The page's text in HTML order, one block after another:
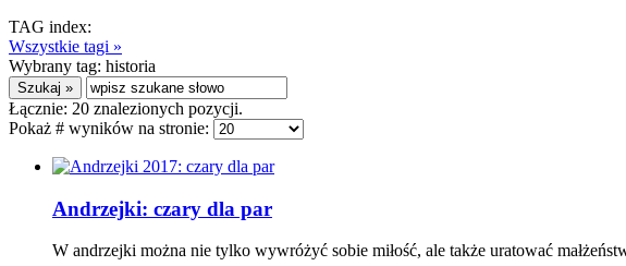
TAG index:
Wszystkie tagi »
Wybrany tag: historia
Łącznie: 20 znalezionych pozycji.
Pokaż # wyników na stronie:
Andrzejki: czary dla par
W andrzejki można nie tylko wywróżyć sobie miłość, ale także uratować